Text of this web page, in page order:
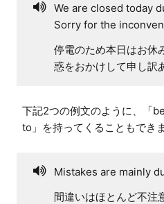
We are closed today
Sorry for the
停電のため本日はお休
惑をおかけして申し訳
下記2つの例文のように、「
to」を持ってくることもできま
Mistakes are mainly
間違いはほとんど不注